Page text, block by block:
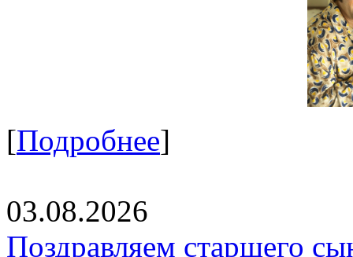
[Подробнее]
03.08.2026
Поздравляем старшего